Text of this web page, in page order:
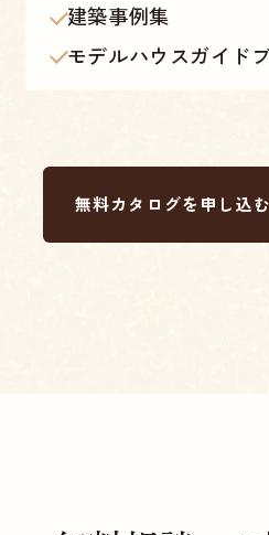
建築事例集
モデルハウスガイド
無料カタログを申し込む